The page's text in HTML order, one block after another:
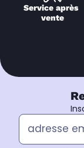
Service après
vente